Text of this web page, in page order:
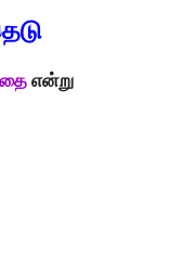
என்று